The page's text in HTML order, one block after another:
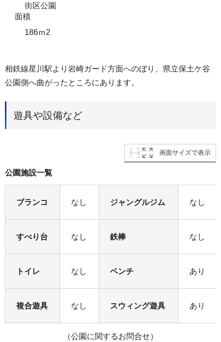
街区公園
面積
186ｍ2
相鉄線星川駅より岩崎ガード方面へのぼり、県立保土ケ谷
公園側へ曲がったところにあります。
遊具や設備など
画面サイズで表示
公園施設一覧
ブランコ なし ジャングルジム なし
すべり台 なし 鉄棒 なし
トイレ なし ベンチ あり
複合遊具 なし スウィング遊具 あり
（公園に関するお問合せ）